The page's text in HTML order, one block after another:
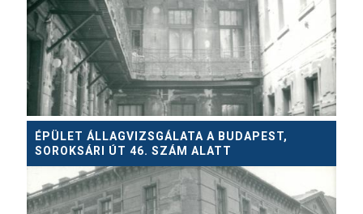
ÉPÜLET ÁLLAGVIZSGÁLATA A BUDAPEST,
SOROKSÁRI ÚT 46. SZÁM ALATT